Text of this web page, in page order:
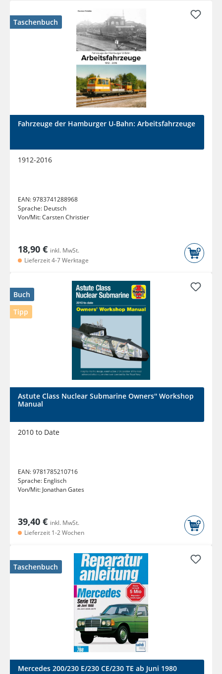
Taschenbuch
Fahrzeuge der Hamburger U-Bahn: Arbeitsfahrzeuge
1912-2016
EAN:9783741288968
Sprache: Deutsch
Von/Mit:Carsten Christier
18,90 € inkl. MwSt.
Lieferzeit 4-7 Werktage
Buch
Tipp
Astute Class Nuclear Submarine Owners'' Workshop
Manual
2010 to Date
EAN:9781785210716
Sprache: Englisch
Von/Mit: Jonathan Gates
39,40 € inkl. MwSt.
Lieferzeit 1-2 Wochen
Taschenbuch
Mercedes 200/230 E/230 CE/230 TE ab Juni 1980